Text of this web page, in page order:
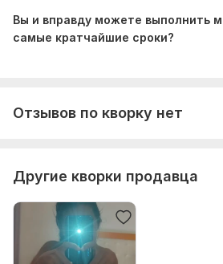
Вы и вправду можете выполнить
самые кратчайшие сроки?
Отзывов по кворку нет
Другие кворки продавца